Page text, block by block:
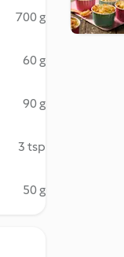
700 g
60 g
90 g
3 tsp
50 g